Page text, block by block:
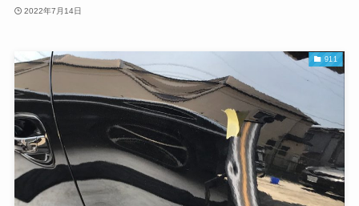
2022年7月14日
911